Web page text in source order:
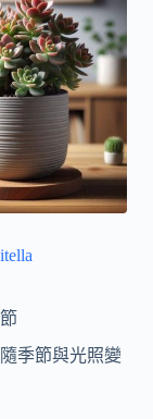
季節與光照變